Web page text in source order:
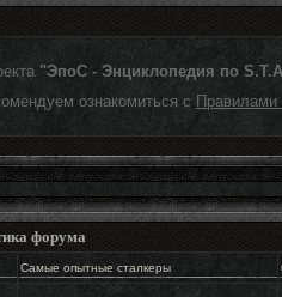
"ЭпоС - Энциклопедия по
ознакомиться с
форума
Самые опытные сталкеры